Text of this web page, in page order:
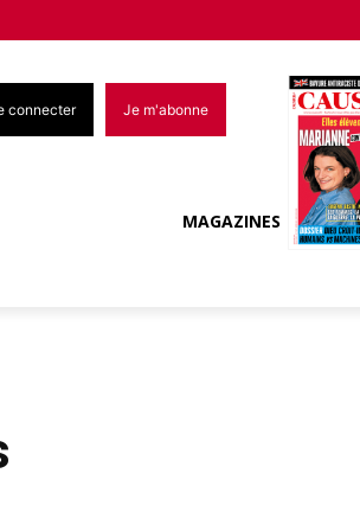
connecter Je m'abonne
MAGAZINES